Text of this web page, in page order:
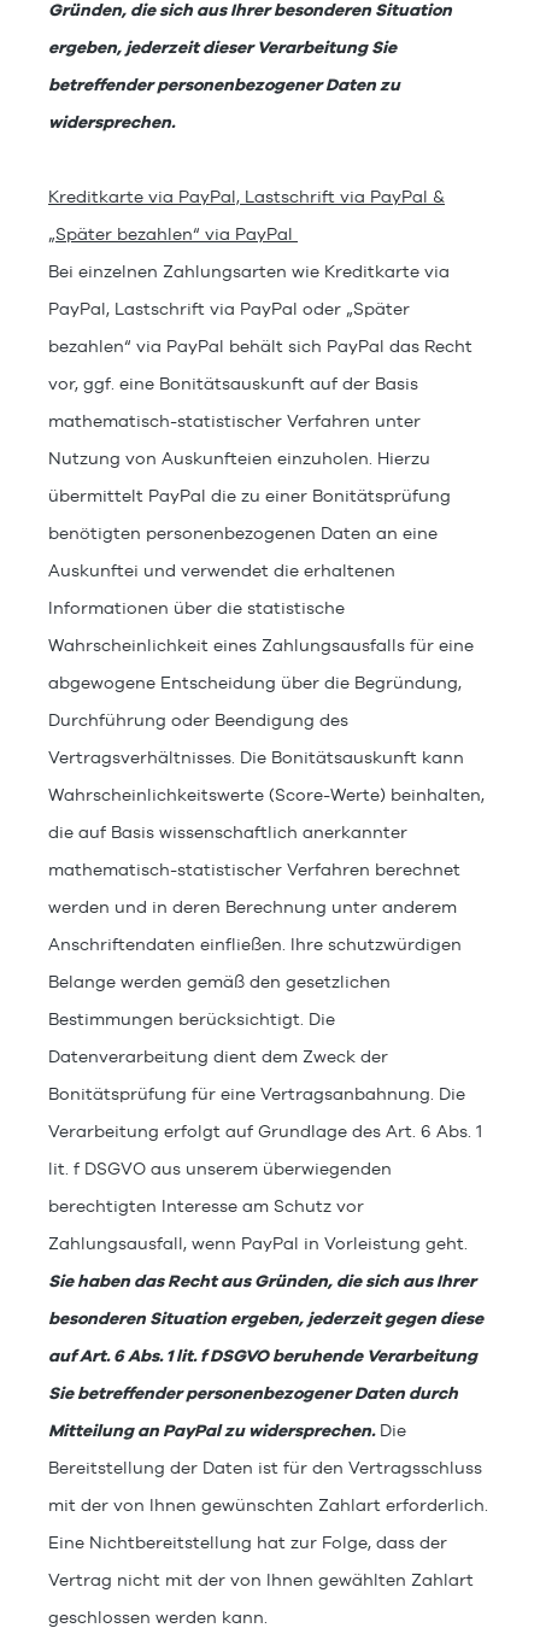
Gründen, die sich aus Ihrer besonderen Situation
ergeben, jederzeit dieser Verarbeitung Sie
betreffender personenbezogener Daten zu
widersprechen.
Kreditkarte via PayPal, Lastschrift via PayPal &
„Später bezahlen“ via PayPal
Bei einzelnen Zahlungsarten wie Kreditkarte via
PayPal, Lastschrift via PayPal oder „Später
bezahlen“ via PayPal behält sich PayPal das Recht
vor, ggf. eine Bonitätsauskunft auf der Basis
mathematisch-statistischer Verfahren unter
Nutzung von Auskunfteien einzuholen. Hierzu
übermittelt PayPal die zu einer Bonitätsprüfung
benötigten personenbezogenen Daten an eine
Auskunftei und verwendet die erhaltenen
Informationen über die statistische
Wahrscheinlichkeit eines Zahlungsausfalls für eine
abgewogene Entscheidung über die Begründung,
Durchführung oder Beendigung des
Vertragsverhältnisses. Die Bonitätsauskunft kann
Wahrscheinlichkeitswerte (Score-Werte) beinhalten,
die auf Basis wissenschaftlich anerkannter
mathematisch-statistischer Verfahren berechnet
werden und in deren Berechnung unter anderem
Anschriftendaten einfließen. Ihre schutzwürdigen
Belange werden gemäß den gesetzlichen
Bestimmungen berücksichtigt. Die
Datenverarbeitung dient dem Zweck der
Bonitätsprüfung für eine Vertragsanbahnung. Die
Verarbeitung erfolgt auf Grundlage des Art. 6 Abs. 1
lit. f DSGVO aus unserem überwiegenden
berechtigten Interesse am Schutz vor
Zahlungsausfall, wenn PayPal in Vorleistung geht.
Sie haben das Recht aus Gründen, die sich aus Ihrer
besonderen Situation ergeben, jederzeit gegen diese
auf Art. 6 Abs. 1 lit. f DSGVO beruhende Verarbeitung
Sie betreffender personenbezogener Daten durch
Mitteilung an PayPal zu widersprechen.Die
Bereitstellung der Daten ist für den Vertragsschluss
mit der von Ihnen gewünschten Zahlart erforderlich.
Eine Nichtbereitstellung hat zur Folge, dass der
Vertrag nicht mit der von Ihnen gewählten Zahlart
geschlossen werden kann.